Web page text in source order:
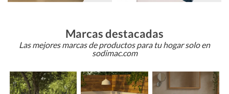
Marcas destacadas
Las mejores marcas de productos para tu hogar solo en
sodimac.com